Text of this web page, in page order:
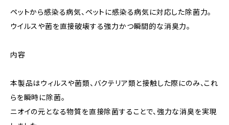
ペットから感染る病気、ペットに感染る病気に対応した除菌力。
ウイルスや菌を直接破壊する強力かつ瞬間的な消臭力。
内容
本製品はウィルスや菌類、バクテリア類と接触した際にのみ、これ
らを瞬時に除菌。
ニオイの元となる物質を直接除菌することで、強力な消臭を実現